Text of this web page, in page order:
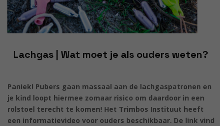
Lachgas | Wat moet je als ouders weten?
Paniek! Pubers gaan massaal aan de lachgaspatronen en
je kind loopt hiermee zomaar risico om daardoor in een
rolstoel terecht te komen! Het Trimbos Instituut heeft
een informatievideo voor ouders beschikbaar. De link vind